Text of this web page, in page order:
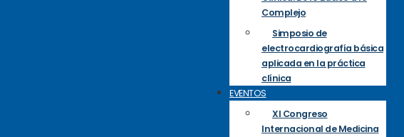
Complejo
Simposio de
electrocardiografía básica
aplicada en la práctica
clínica
EVENTOS
XI Congreso
Internacional de Medicina